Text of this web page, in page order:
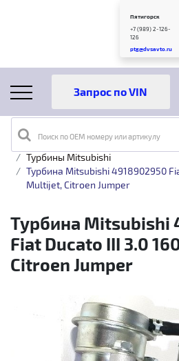
Пятигорск
+7 (989) 2-126-
126
ptg@dvsavto.ru
Поиск по OEM номеру или артикулу
Главная Каталог товаров
Турбины Mitsubishi
Турбина Mitsubishi 4918902950
Multijet, Citroen Jumper
Турбина Mitsubishi
Fiat Ducato III 3.0
Citroen Jumper